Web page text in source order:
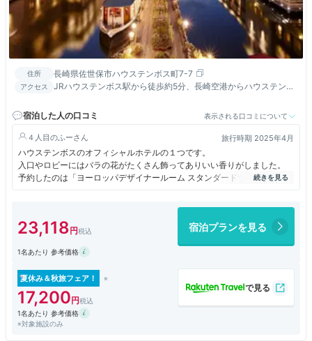
住所 長崎県佐世保市ハウステンボス町7-7
アクセス
JRハウステンボス駅から徒歩約5分、長崎空港からハウステンボ
宿泊した人の口コミ
表示される口コミについて
４人目のふー 旅行時期 2025年4月
ハウステンボスのオフィシャルホテルの１つです。
入口やロビーにはバラの花がたくさん飾ってありいい香りがしました。
予約したのは「ヨーロッパデザイナールーム スタンダードツイン」
赤い花の壁紙とカーテンでとても華やかなお部屋でした。
和と洋で種類が豊富。
スパークリングワインまでありました。
生ハム サーモン チーズもあるので朝からワインを楽しみました。
手荷物配送サービスもあり便利です。
ハウステンボス到着後、ウェルカムゲート近くにある「場内ホテル手荷物
預かり所」に荷物を預けることができます。
預けた荷物はホテルまで配送してくれるので良かったです。
23,118 宿泊プランを見る
1名あたり 参考価格
夏休み＆秋旅フェア！
17,200
1名あたり 参考価格
※対象施設のみ